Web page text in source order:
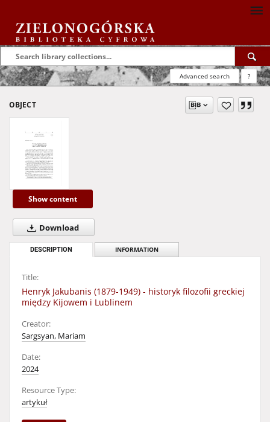
Advanced search ?
OBJECT
Show content
Download
DESCRIPTION INFORMATION
Title:
Henryk Jakubanis (1879-1949) - historyk filozofii greckiej
między Kijowem i Lublinem
Creator:
Sargsyan, Mariam
Date:
2024
Resource Type:
artykuł